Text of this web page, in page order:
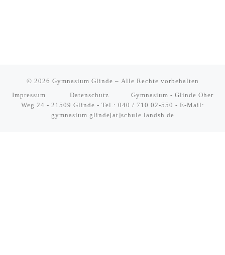
© 2026 Gymnasium Glinde – Alle Rechte vorbehalten
Impressum
Datenschutz Gymnasium - Glinde Oher
Weg 24 - 21509 Glinde - Tel.: 040 / 710 02-550 - E-Mail:
gymnasium.glinde[at]schule.landsh.de